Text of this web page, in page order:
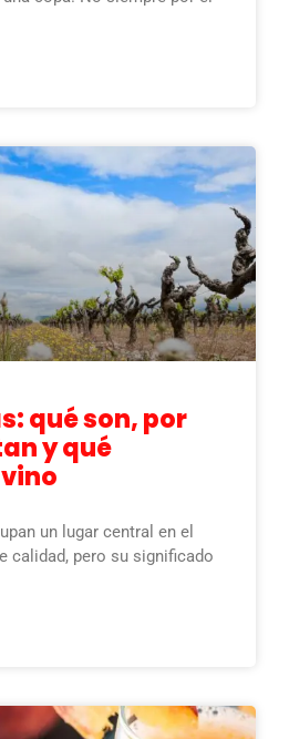
qué son, por
y qué
un lugar central en el
calidad, pero su significado